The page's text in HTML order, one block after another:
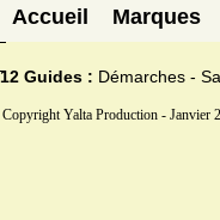
Accueil Marques
12 Guides : Démarches -
Copyright Yalta Production - Janvier